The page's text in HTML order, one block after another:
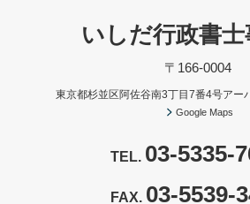
いしだ行政書
〒166-0004
東京都杉並区阿佐谷南3丁目7番4号アー
Google Maps
TEL. 03-5335-
FAX. 03-5539-